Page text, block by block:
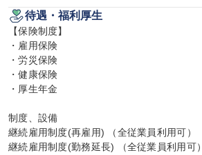
待遇・福利厚生
【保険制度】
・雇用保険
・労災保険
・健康保険
・厚生年金
制度、設備
継続雇用制度(再雇用) （全従業員利用可）
継続雇用制度(勤務延長) （全従業員利用可）